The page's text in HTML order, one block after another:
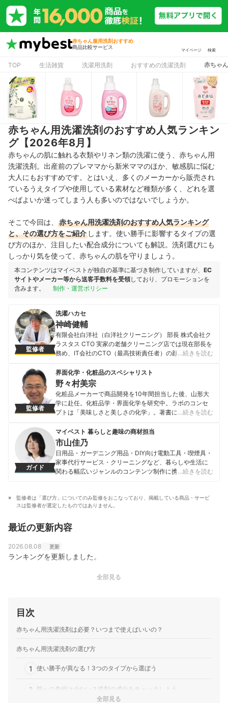
赤ちゃん服用洗剤おすすめ
商品比較サービス
マイページ 検索
TOP 生活雑貨 洗濯用洗剤 おすすめの洗濯洗剤 赤ちゃ
赤ちゃん用洗濯洗剤のおすすめ人気ランキン
グ【2026年8月】
赤ちゃんの肌に触れる衣類やリネン類の洗濯に使う、赤ちゃん用
洗濯洗剤。出産前のプレママから新米ママのほか、敏感肌に悩む
大人にもおすすめです。とはいえ、多くのメーカーから販売され
ているうえタイプや使用している素材など種類が多く、どれを選
べばよいか迷ってしまう人も多いのではないでしょうか。
そこで今回は、
赤ちゃん用洗濯洗剤のおすすめ人気ランキング
と、その選び方をご紹介 します。使い勝手に影響するタイプの選
び方のほか、注目したい配合成分についても解説。洗剤選びにも
しっかり気を使って、赤ちゃんの肌を守りましょう。
本コンテンツはマイベストが独自の基準に基づき制作していますが、 EC
サイトやメーカー等から送客手数料を受領しており、プロモーションを
含みます。
制作・運営ポリシー
監修者
洗濯ハカセ
神崎健輔
有限会社白洋社（白洋社クリーニング） 部長 株式会社ク
ラスタス CTO 実家の老舗クリーニング店では現在部長を
務め、IT会社のCTO（最高技術責任者）の顔も持つ。宅
し、全国から集配可能なクリーニング店の運営も行う。
「洗濯ハカセ」として雑誌やFacebook・ twitter・
instagram等のSNSなどで家庭向けの洗濯のアドバイスを
行い、勉強会を開催するなどして地域を盛り上げる活動
にも精力的に取り組んでいる。
神崎健輔のプロフィール
…続きを読む
監修者
界面化学・化粧品のスペシャリスト
野々村美宗
化粧品メーカーで商品開発を10年間担当した後、山形大
学に赴任。化粧品学・界面化学を研究中。ラボのコンセ
プトは「美味しさと美しさの化学」。著書に「化粧品 医
コスメの科学」（いずれもフレグランスジャーナル社）
がある。
野々村美宗のプロフィール
…続きを読む
ガイド
マイベスト 暮らしと趣味の商材担当
市山佳乃
日用品・ガーデニング用品・DIY向け電動工具・喫煙具・
家事代行サービス・クリーニングなど、暮らしや生活に
関わる幅広いジャンルのコンテンツ制作に携わる。「一
市山佳乃のプロフィール
…続きを読む
監修者は「選び方」についてのみ監修をおこなっており、掲載している商品・サービ
スは監修者が選定したものではありません。
最近の更新内容
2026.08.08 更新
ランキングを更新しました。
全部見る
目次
赤ちゃん用洗濯洗剤は必要？いつまで使えばいいの？
赤ちゃん用洗濯洗剤の選び方
1 使い勝手が異なる！3つのタイプから選ぼう
2 肌への負担は少ない？洗剤の成分をチェックしよう
全部見る